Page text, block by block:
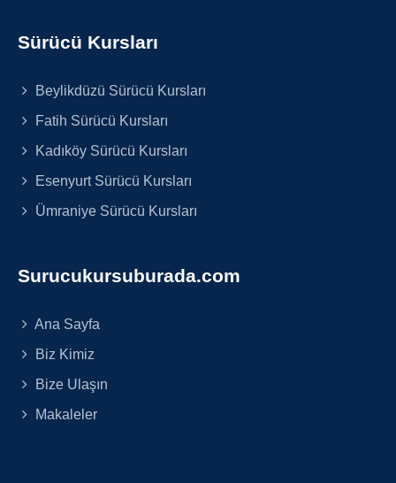
Sürücü Kursları
Beylikdüzü Sürücü Kursları
Fatih Sürücü Kursları
Kadıköy Sürücü Kursları
Esenyurt Sürücü Kursları
Ümraniye Sürücü Kursları
Surucukursuburada.com
Ana Sayfa
Biz Kimiz
Bize Ulaşın
Makaleler